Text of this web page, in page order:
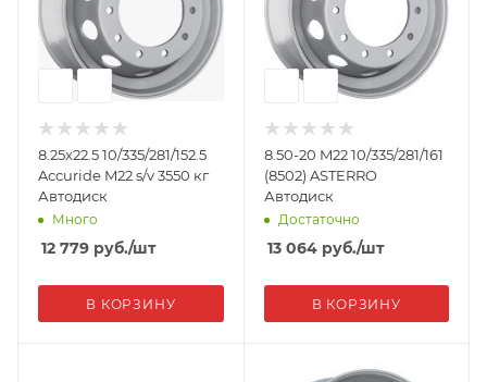
8.25x22.5 10/335/281/152.5
Accuride M22 s/v 3550 кг
Автодиск
Много
12 779 руб./шт
В КОРЗИНУ
8.50-20 M22 10/335/281/161
(8502) ASTERRO
Автодиск
Достаточно
13 064руб./шт
В КОРЗИНУ